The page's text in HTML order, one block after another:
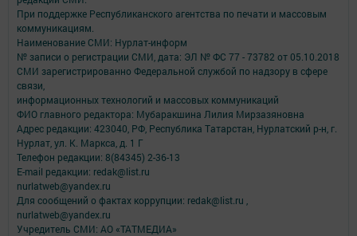
При поддержке Республиканского агентства по печати и массовым
коммуникациям.
Наименование СМИ: Нурлат-⁠информ
№ записи о регистрации СМИ, дата: ЭЛ № ФС 77 -⁠ 73782 от 05.10.2018
СМИ зарегистрированно Федеральной службой по надзору в сфере
связи,
информационных технологий и массовых коммуникаций
ФИО главного редактора: Мубаракшина Лилия Мирзазяновна
Адрес редакции: 423040, РФ, Республика Татарстан, Нурлатский р-н, г.
Нурлат, ул. К. Маркса, д. 1 Г
Телефон редакции: 8(84345) 2-36-13
E-mail редакции: redak@list.ru
nurlatweb@yandex.ru
Для сообщений о фактах коррупции: redak@list.ru ,
nurlatweb@yandex.ru
Учредитель СМИ: АО «ТАТМЕДИА»